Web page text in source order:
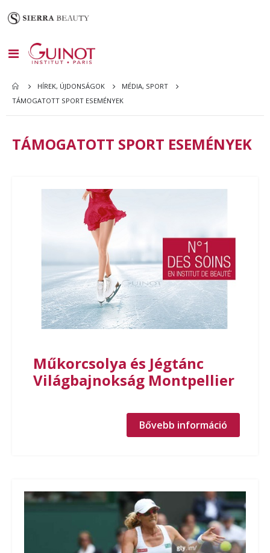
Toggle
Nav
HÍREK, ÚJDONSÁGOK
MÉDIA, SPORT
TÁMOGATOTT SPORT ESEMÉNYEK
TÁMOGATOTT SPORT ESEMÉNYEK
Műkorcsolya és Jégtánc
Világbajnokság Montpellier
Bővebb információ